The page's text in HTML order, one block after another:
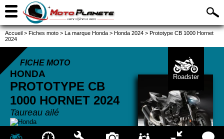
Accueil > Fiches moto > La marque Honda > Honda 2024 > Prototype CB 1000 Hornet
2024
FICHE MOTO
HONDA
PROTOTYPE CB
1000 HORNET 2024
Taureau ailé
Roadster